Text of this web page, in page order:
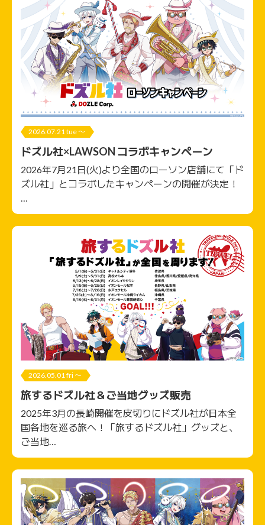
2026.07.21 tue 〜
ドズル社×LAWSON コラボキャンペーン
2026年7月21日(火)より全国のローソン店舗にて「ド
ズル社」とコラボしたキャンペーンの開催が決定！
…
2026.05.01 fri 〜
旅するドズル社＆ご当地グッズ販売
2025年3月の長崎開催を皮切りにドズル社が日本全
国各地を巡る旅へ！「旅するドズル社」グッズと、
ご当地…